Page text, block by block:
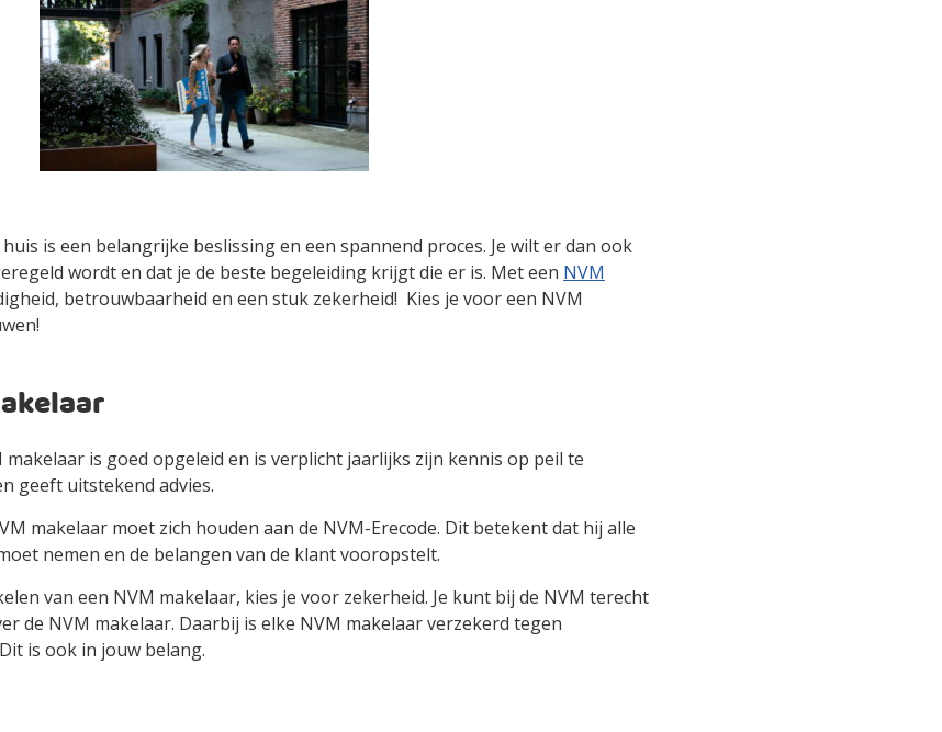
is een belangrijke beslissing en een spannend proces. Je wilt er dan ook
wordt en dat je de beste begeleiding krijgt die er is. Met een NVM
betrouwbaarheid en een stuk zekerheid! Kies je voor een NVM
makelaar is goed opgeleid en is verplicht jaarlijks zijn kennis op peil te
geeft uitstekend advies.
makelaar moet zich houden aan de NVM-Erecode. Dit betekent dat hij alle
nemen en de belangen van de klant vooropstelt.
van een NVM makelaar, kies je voor zekerheid. Je kunt bij de NVM terecht
de NVM makelaar. Daarbij is elke NVM makelaar verzekerd tegen
is ook in jouw belang.